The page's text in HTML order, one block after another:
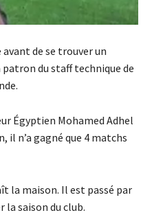
de se trouver un
du staff technique de
Égyptien Mohamed Adhel
il n’a gagné que 4 matchs
la maison. Il est passé par
la saison du club.